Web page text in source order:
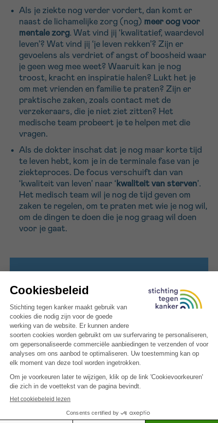
Als je ziekte nog verder vordert, dan komt er
naast de lichamelijke zorg (nog) meer oog voor
mentale zorg. Wat vind jij ‘kwalitatief, waardevol
leven’? Wat vind jij ‘je leven rekken’? Zijn er
gevoelens als verdriet of angst of boosheid waar
je geen weg mee weet? Waaruit kan je nog
troost, kracht en inspiratie halen? Lukt het je
om met vrienden en familie te praten? Zijn er
praktische zaken, zoals contact met de
verzekeraars, die je niet ziet zitten? Het
medische team probeert je te helpen met die
vragen.
Als de dokter inschat dat je nog maar korte tijd
te leven hebt, kom je in de terminale fase van je
ziekteproces. De focus verschuift dan van
‘kwaliteit van leven’ naar ‘ kwaliteit van sterven’.
Het medisch team wil je nog de tijd geven om
zaken te regelen, om te praten met wie je nog wil,
om de dingen te doen die je nog graag wil doen
voor je gaat.
ZORG
Je schrikt wellicht als de dokter zegt
dat die je palliatief zal behandelen. Dat
komt omdat mensen ‘palliatieve zorg’
vaak als ander woord zien voor
‘terminale zorg’. Dat klopt niet:
terminale zorg of
levenseindebegeleiding maakt deel uit
van palliatieve zorg, maar valt er niet
mee samen.